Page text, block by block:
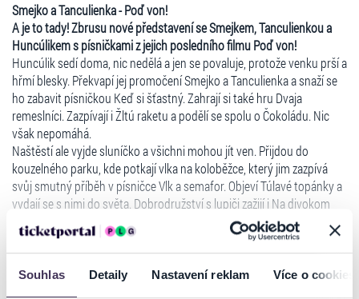
Souhlas Detaily Nastavení reklam Více o cookies
Smejko a Tanculienka - Poď von!
A je to tady! Zbrusu nové představení se Smejkem, Tanculienkou a
Huncúlikem s písničkami z jejich posledního filmu Poď von!
Huncúlik sedí doma, nic nedělá a jen se povaluje, protože venku prší a
hřmí blesky. Překvapí jej promočení Smejko a Tanculienka a snaží se
ho zabavit písničkou Keď si šťastný. Zahrají si také hru Dvaja
remeslníci. Zazpívají i Žltú raketu a podělí se spolu o Čokoládu. Nic
však nepomáhá.
Naštěstí ale vyjde sluníčko a všichni mohou jít ven. Přijdou do
kouzelného parku, kde potkají vlka na koloběžce, který jim zazpívá
svůj smutný příběh v písničce Vlk a semafor. Objeví Túlavé topánky a
vydají se s nimi do světa. Dobrodružství s lupiči zažijí i Na divokom
západe. Zazpívají si Poď von! ale hlavně jsou rádi, že jsou spolu a i
kdyby se znovu rozpršelo, řeknou si: Nic nás nezlomí! A možná
zazpívají i starší hity.
Nechte se překvapit a přijďte na jedinečné písničkové představení